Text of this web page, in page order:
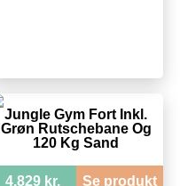
Jungle Gym Fort Inkl.
Grøn Rutschebane Og
120 Kg Sand
4.829 kr. Se produkt